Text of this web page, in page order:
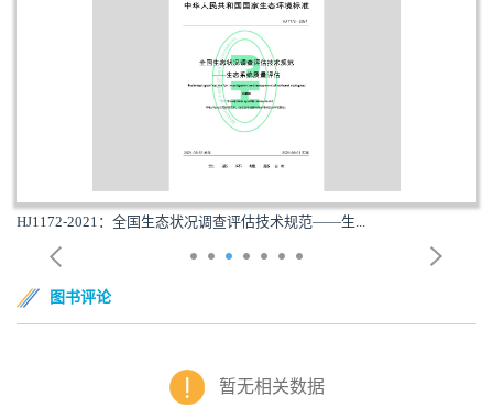
HJ1172-2021：全国生态状况调查评估技术规范——生...
图书评论
暂无相关数据